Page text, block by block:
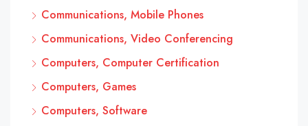
Communications, Mobile Phones
Communications, Video Conferencing
Computers, Computer Certification
Computers, Games
Computers, Software